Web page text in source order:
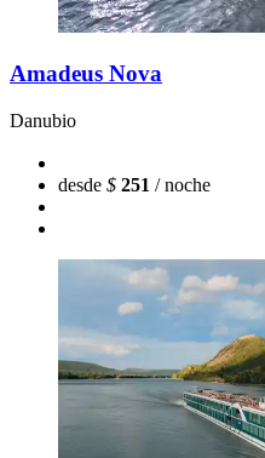
Amadeus Nova
Danubio
desde $ 251 / noche